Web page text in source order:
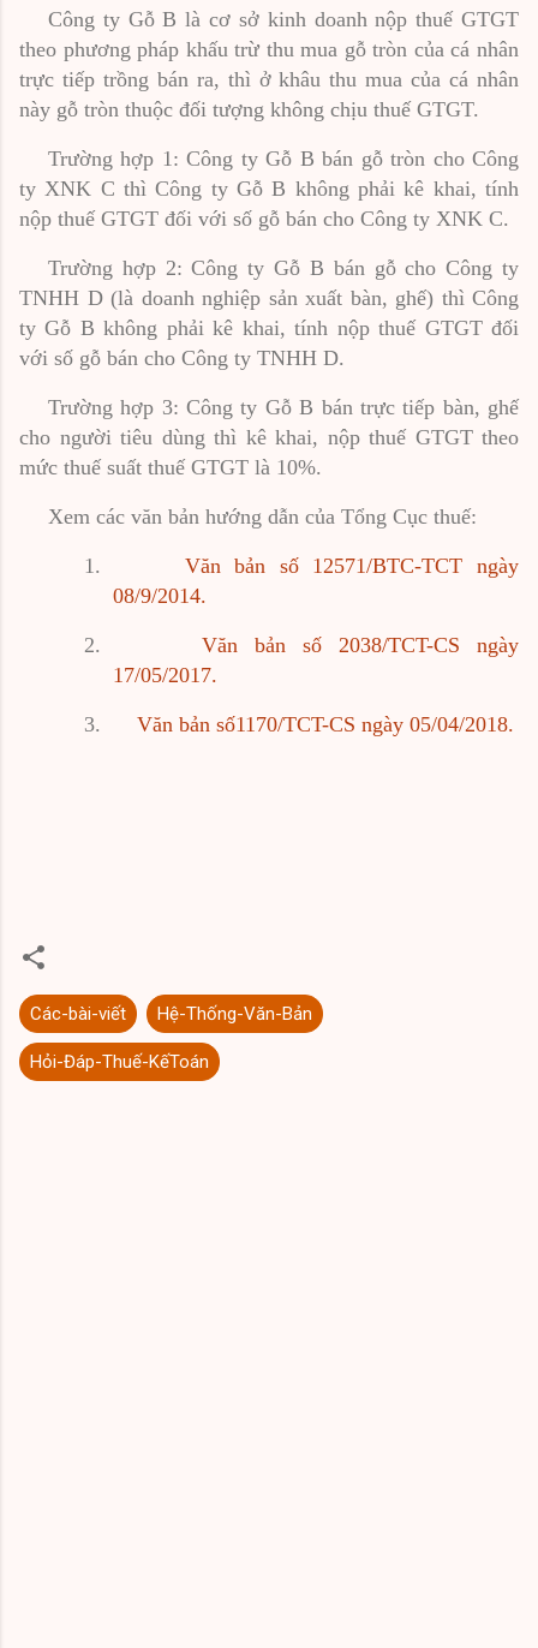
Công ty Gỗ B là cơ sở kinh doanh nộp thuế GTGT
theo phương pháp khấu trừ thu mua gỗ tròn của cá nhân
trực tiếp trồng bán ra, thì ở khâu thu mua của cá nhân
này gỗ tròn thuộc đối tượng không chịu thuế GTGT.
Trường hợp 1: Công ty Gỗ B bán gỗ tròn cho Công
ty XNK C thì Công ty Gỗ B không phải kê khai, tính
nộp thuế GTGT đối với số gỗ bán cho Công ty XNK C.
Trường hợp 2: Công ty Gỗ B bán gỗ cho Công ty
TNHH D (là doanh nghiệp sản xuất bàn, ghế) thì Công
ty Gỗ B không phải kê khai, tính nộp thuế GTGT đối
với số gỗ bán cho Công ty TNHH D.
Trường hợp 3: Công ty Gỗ B bán trực tiếp bàn, ghế
cho người tiêu dùng thì kê khai, nộp thuế GTGT theo
mức thuế suất thuế GTGT là 10%.
Xem các văn bản hướng dẫn của Tổng Cục thuế:
1.
Văn bản số 12571/BTC-TCT ngày
08/9/2014.
2.
Văn bản số 2038/TCT-CS ngày
17/05/2017.
3. Văn bản số1170/TCT-CS ngày 05/04/2018.
Các-bài-viết Hệ-Thống-Văn-Bản
Hỏi-Đáp-Thuế-KếToán